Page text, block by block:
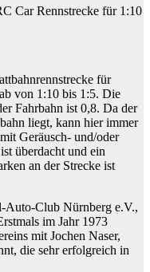
Car Rennstrecke für 1:10
für
von 1:10 bis 1:5. Die
Fahrbahn ist 0,8. Da der
liegt, kann hier immer
Geräusch- und/oder
überdacht und ein
an der Strecke ist
Auto-Club Nürnberg e.V.,
im Jahr 1973
mit Jochen Naser,
die sehr erfolgreich in